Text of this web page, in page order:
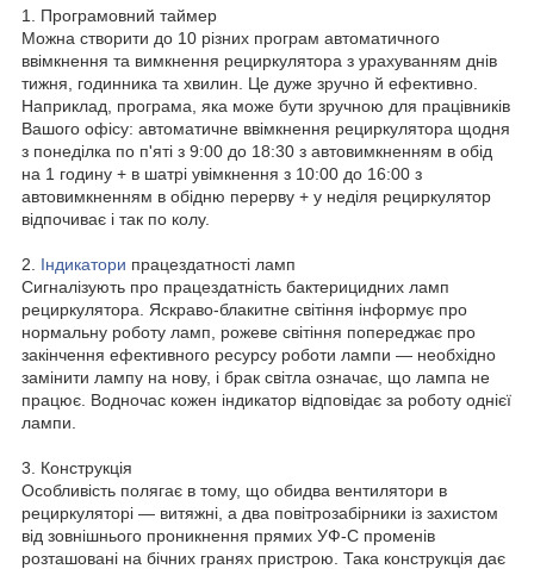
1. Програмовний таймер
Можна створити до 10 різних програм автоматичного
ввімкнення та вимкнення рециркулятора з урахуванням днів
тижня, годинника та хвилин. Це дуже зручно й ефективно.
Наприклад, програма, яка може бути зручною для працівників
Вашого офісу: автоматичне ввімкнення рециркулятора щодня
з понеділка по п'яті з 9:00 до 18:30 з автовимкненням в обід
на 1 годину + в шатрі увімкнення з 10:00 до 16:00 з
автовимкненням в обідню перерву + у неділя рециркулятор
відпочиває і так по колу.
2. Індикатори працездатності ламп
Сигналізують про працездатність бактерицидних ламп
рециркулятора. Яскраво-блакитне світіння інформує про
нормальну роботу ламп, рожеве світіння попереджає про
закінчення ефективного ресурсу роботи лампи — необхідно
замінити лампу на нову, і брак світла означає, що лампа не
працює. Водночас кожен індикатор відповідає за роботу однієї
лампи.
3. Конструкція
Особливість полягає в тому, що обидва вентилятори в
рециркуляторі — витяжні, а два повітрозабірники із захистом
від зовнішнього проникнення прямих УФ-С променів
розташовані на бічних гранях пристрою. Така конструкція дає